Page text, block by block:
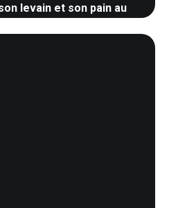
levain et son pain au